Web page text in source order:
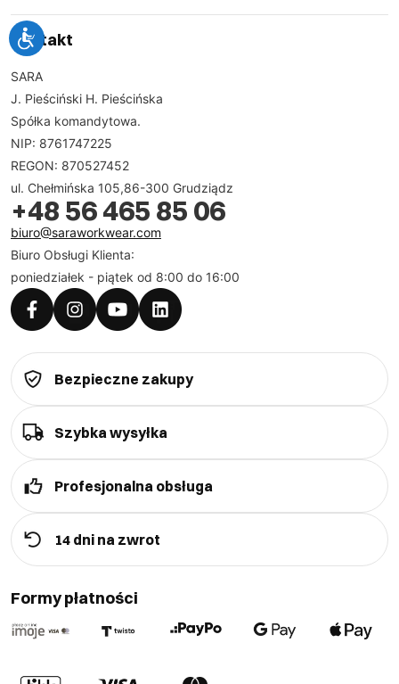
Kontakt
SARA
J. Pieściński H. Pieścińska
Spółka komandytowa.
NIP: 8761747225
REGON: 870527452
ul. Chełmińska 105,86-300 Grudziądz
+48 56 465 85 06
biuro@saraworkwear.com
Biuro Obsługi Klienta:
poniedziałek - piątek od 8:00 do 16:00
Bezpieczne zakupy
Szybka wysyłka
Profesjonalna obsługa
14 dni na zwrot
Formy płatności